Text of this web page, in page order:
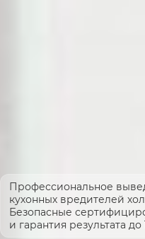
Профессиональное
кухонных вредителей
Безопасные
и гарантия результата до